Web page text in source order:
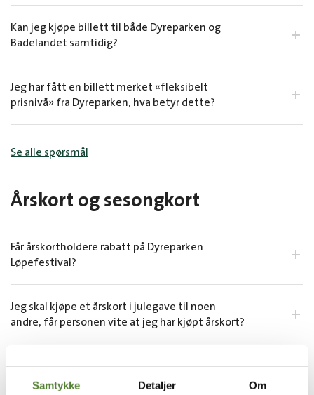
Samtykke Detaljer Om
Kan jeg kjøpe billett til både Dyreparken og
Badelandet samtidig?
Jeg har fått en billett merket «fleksibelt
prisnivå» fra Dyreparken, hva betyr dette?
Se alle spørsmål
Årskort og sesongkort
Får årskortholdere rabatt på Dyreparken
Løpefestival?
Jeg skal kjøpe et årskort i julegave til noen
andre, får personen vite at jeg har kjøpt årskort?
Jeg har årskort i en dansk eller svensk park,
hvordan kjøper jeg billett til Dyreparken med